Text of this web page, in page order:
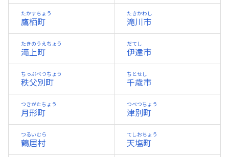
鷹栖町
たかすちょう
滝川市
たきかわし
滝上町
たきのうえちょう
伊達市
だてし
秩父別町
ちっぷべつちょう
千歳市
ちとせし
月形町
つきがたちょう
津別町
つべつちょう
鶴居村
つるいむら
天塩町
てしおちょう